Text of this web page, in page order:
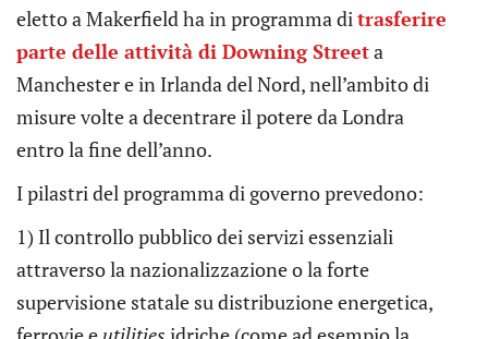
eletto a Makerfield ha in programma ditrasferire
parte delle attività di Downing Streeta
Manchester e in Irlanda del Nord, nell’ambito di
misure volte a decentrare il potere da Londra
entro la fine dell’anno.
I pilastri del programma di governo prevedono:
1) Il controllo pubblico dei servizi essenziali
attraverso la nazionalizzazione o la forte
supervisione statale su distribuzione energetica,